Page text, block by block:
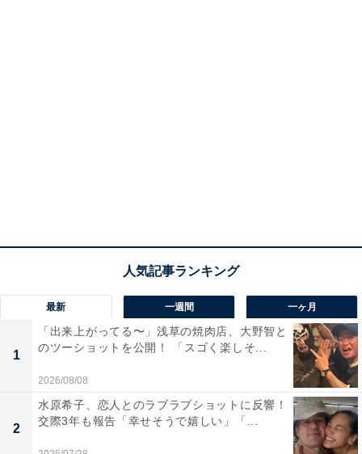
最新 一週間 一ヶ月
1
「出来上がってる〜」浅草の焼肉店、大野智と
のツーショットを公開！ 「スゴく楽しそ...
2026/08/08
2
水原希子、恋人とのラブラブショットに反響！
交際3年も報告「幸せそうで嬉しい」「...